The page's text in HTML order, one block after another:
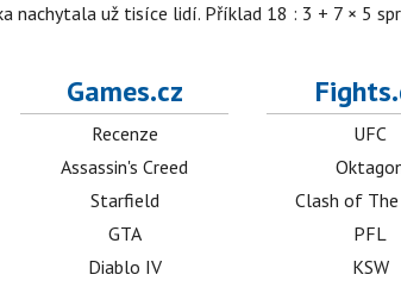
nachytala už tisíce lidí. Příklad 18 : 3 + 7 × 5
Games.cz
Recenze
Assassin's Creed
Starfield
GTA
Diablo IV
UFC
Clash of
PFL
KSW